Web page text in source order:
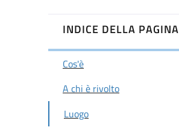
INDICE DELLA PAGINA
Cos'è
A chi è rivolto
Luogo